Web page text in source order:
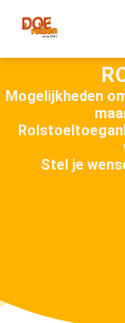
Mogelijkheden
Stel je